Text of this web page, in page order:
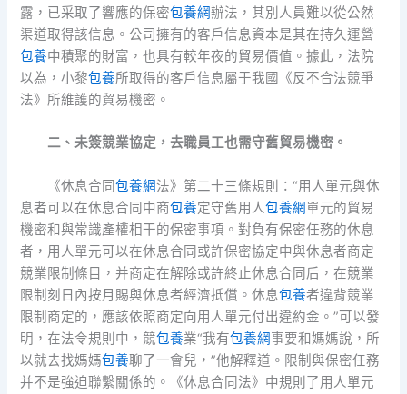
露，已采取了響應的保密包養網辦法，其別人員難以從公然
渠道取得該信息。公司擁有的客戶信息資本是其在持久運營
包養中積聚的財富，也具有較年夜的貿易價值。據此，法院
以為，小黎包養所取得的客戶信息屬于我國《反不合法競爭
法》所維護的貿易機密。
二、未簽競業協定，去職員工也需守舊貿易機密。
《休息合同包養網法》第二十三條規則：“用人單元與休
息者可以在休息合同中商包養定守舊用人包養網 單元的貿易
機密和與常識產權相干的保密事項。對負有保密任務的休息
者，用人單元可以在休息合同或許保密協定中與休息者商定
競業限制條目，并商定在解除或許終止休息合同后，在競業
限制刻日內按月賜與休息者經濟抵償。休息包養者違背競業
限制商定的，應該依照商定向用人單元付出違約金。”可以發
明，在法令規則中，競包養業“我有包養網事要和媽媽說，所
以就去找媽媽包養聊了一會兒，”他解釋道。限制與保密任務
并不是強迫聯繫關係的。《休息合同法》中規則了用人單元